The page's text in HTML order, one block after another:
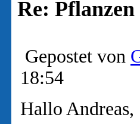
Re:
Gepostet von
18:54
Hallo Andreas,